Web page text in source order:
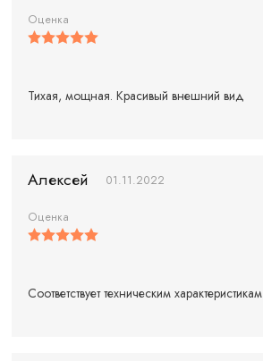
Оценка
Тихая, мощная. Красивый внешний вид
Алексей 01.11.2022
Оценка
Соответствует техническим характеристикам